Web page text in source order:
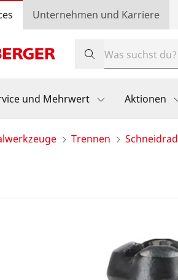
Unternehmen und Karriere
und Mehrwert Aktionen
Trennen Schneidrad